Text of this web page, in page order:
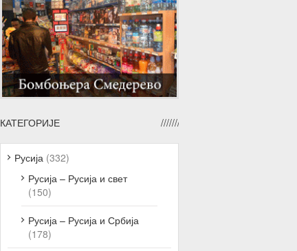
КАТЕГОРИЈЕ
Русија (332)
Русија – Русија и свет
(150)
Русија – Русија и Србија
(178)